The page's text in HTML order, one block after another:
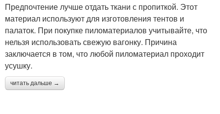
Предпочтение лучше отдать ткани с пропиткой. Этот
материал используют для изготовления тентов и
палаток. При покупке пиломатериалов учитывайте, что
нельзя использовать свежую вагонку. Причина
заключается в том, что любой пиломатериал проходит
усушку.
читать дальше →